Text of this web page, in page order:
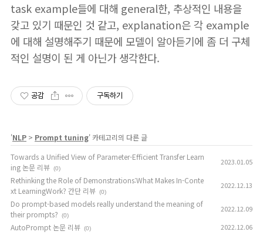
task example들에 대해 general한, 추상적인 내용을
갖고 있기 때문인 것 같고, explanation은 각 example
에 대해 설명해주기 때문에 모델이 알아듣기에 좀 더 구체
적인 설명이 된 게 아닌가 생각한다.
공감 구독하기
'NLP > Prompt tuning' 카테고리의 다른 글
Towards a Unified View of Parameter-Efficient Transfer Learn
ing 논문 리뷰 (0)
2023.01.05
Rethinking the Role of Demonstrations:What Makes In-Conte
xt LearningWork? 간단 리뷰 (0)
2022.12.13
Do prompt-based models really understand the meaning of
their prompts?
(0)
2022.12.09
AutoPrompt 논문 리뷰 (0) 2022.12.06